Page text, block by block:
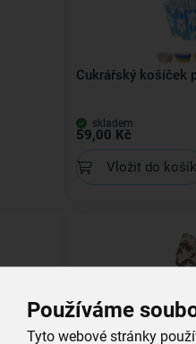
Používáme
Tyto webové stránky
Cukrářský košíček
skladem
59,00 Kč
Vložit do
Cukrářský košíček